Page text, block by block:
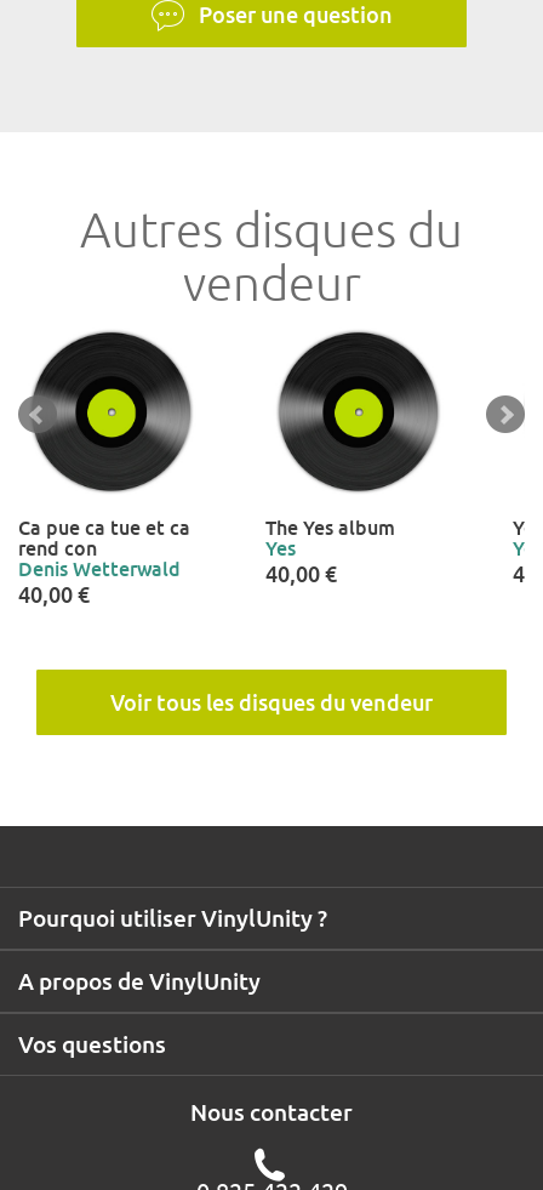
Poser une question
Autres disques du
vendeur
Ca pue ca tue et ca
rend con
Denis Wetterwald
40,00 €
The Yes album
Yes
40,00 €
Yes
Yes
Voir tous les disques du vendeur
Nous contacter
A propos de VinylUnity
Pourquoi utiliser VinylUnity ?
Vos questions